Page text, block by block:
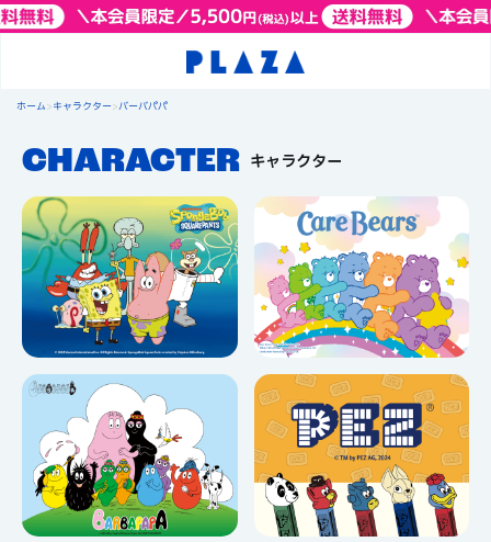
ホーム>キャラクター>バーバパパ
CHARACTER キャラクター